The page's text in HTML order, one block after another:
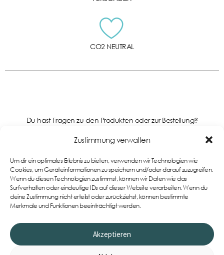
Zustimmung verwalten
Um dir ein optimales Erlebnis zu bieten, verwenden wir Technologien wie
Cookies, um Geräteinformationen zu speichern und/oder darauf zuzugreifen.
Wenn du diesen Technologien zustimmst, können wir Daten wie das
Surfverhalten oder eindeutige IDs auf dieser Website verarbeiten. Wenn du
deine Zustimmung nicht erteilst oder zurückziehst, können bestimmte
Merkmale und Funktionen beeinträchtigt werden.
Akzeptieren
CO2 NEUTRAL
Du hast Fragen zu den Produkten oder zur Bestellung?
Support